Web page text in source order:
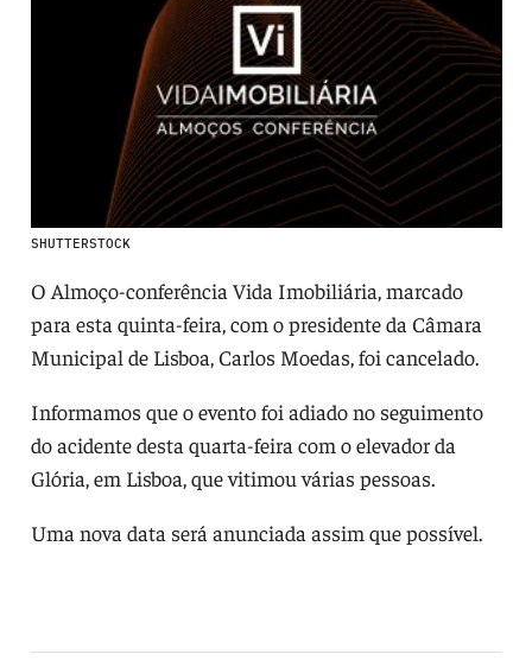
SHUTTERSTOCK
O Almoço-conferência Vida Imobiliária, marcado
para esta quinta-feira, com o presidente da Câmara
Municipal de Lisboa, Carlos Moedas, foi cancelado.
Informamos que o evento foi adiado no seguimento
do acidente desta quarta-feira com o elevador da
Glória, em Lisboa, que vitimou várias pessoas.
Uma nova data será anunciada assim que possível.